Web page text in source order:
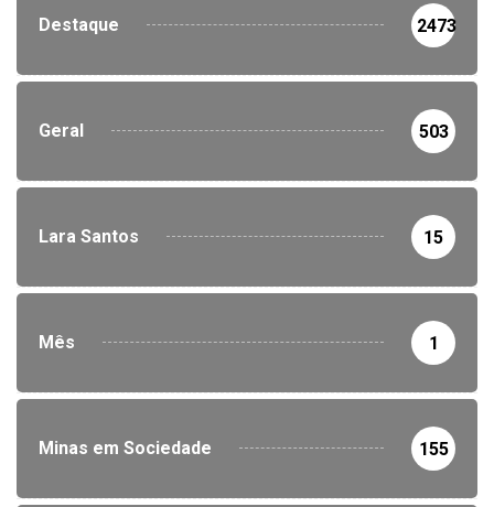
Destaque 2473
Geral 503
Lara Santos 15
Mês 1
Minas em Sociedade 155